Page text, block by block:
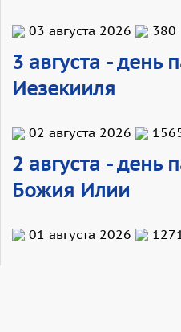
03 августа 2026 380
3 августа - день
Иезекииля
02 августа 2026
2 августа - день
Божия Илии
01 августа 2026